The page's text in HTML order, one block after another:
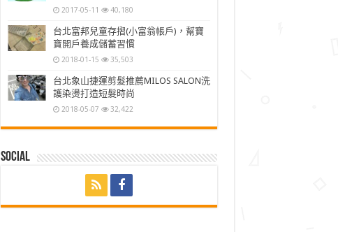
2017-05-11 40,180
台北富邦兒童存摺(小富翁帳戶)，幫寶
寶開戶養成儲蓄習慣
2018-01-15 35,503
台北象山捷運剪髮推薦MILOS SALON洗
護染燙打造短髮時尚
2018-05-07 32,422
Social